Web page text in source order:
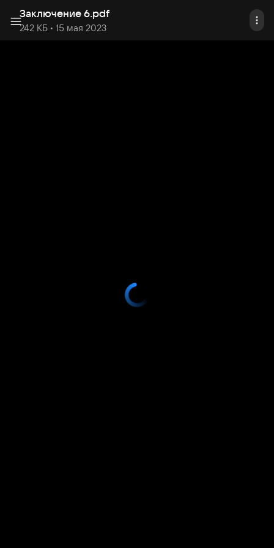
Заключение 6.pdf
242 КБ • 15 мая 2023